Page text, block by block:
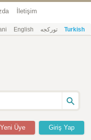
İletişim
English تورکجه Turkish
Giriş Yap
Yeni Üye